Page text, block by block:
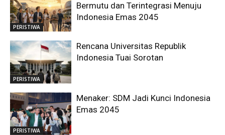
PERISTIWA
Bermutu dan Terintegrasi Menuju
Indonesia Emas 2045
PERISTIWA
Rencana Universitas Republik
Indonesia Tuai Sorotan
PERISTIWA
Menaker: SDM Jadi Kunci Indonesia
Emas 2045